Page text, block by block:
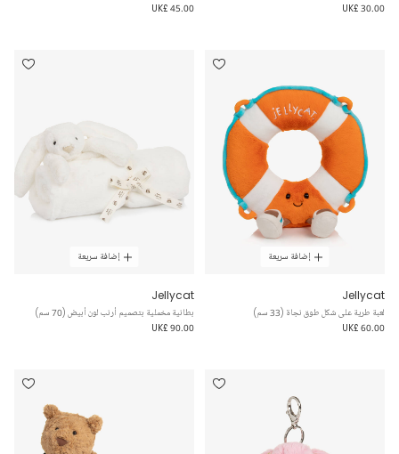
UK£ 30.00
UK£ 45.00
إضافة سريعة
Jellycat
لعبة طرية على شكل طوق نجاة (33 سم)
UK£ 60.00
إضافة سريعة
Jellycat
بطانية مخملية بتصميم أرنب لون أبيض (70 سم)
UK£ 90.00